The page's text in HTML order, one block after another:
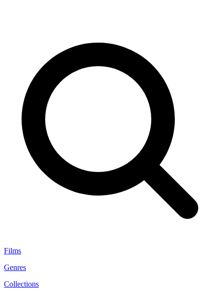
Films
Genres
Collections